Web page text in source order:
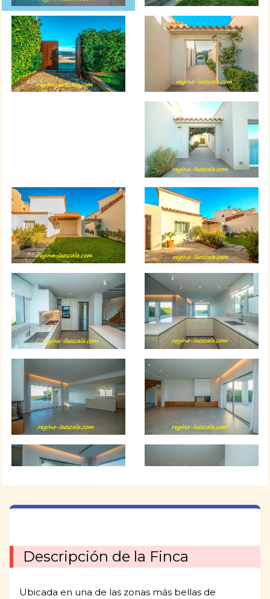
Descripción de la Finca
Ubicada en una de las zonas más bellas de